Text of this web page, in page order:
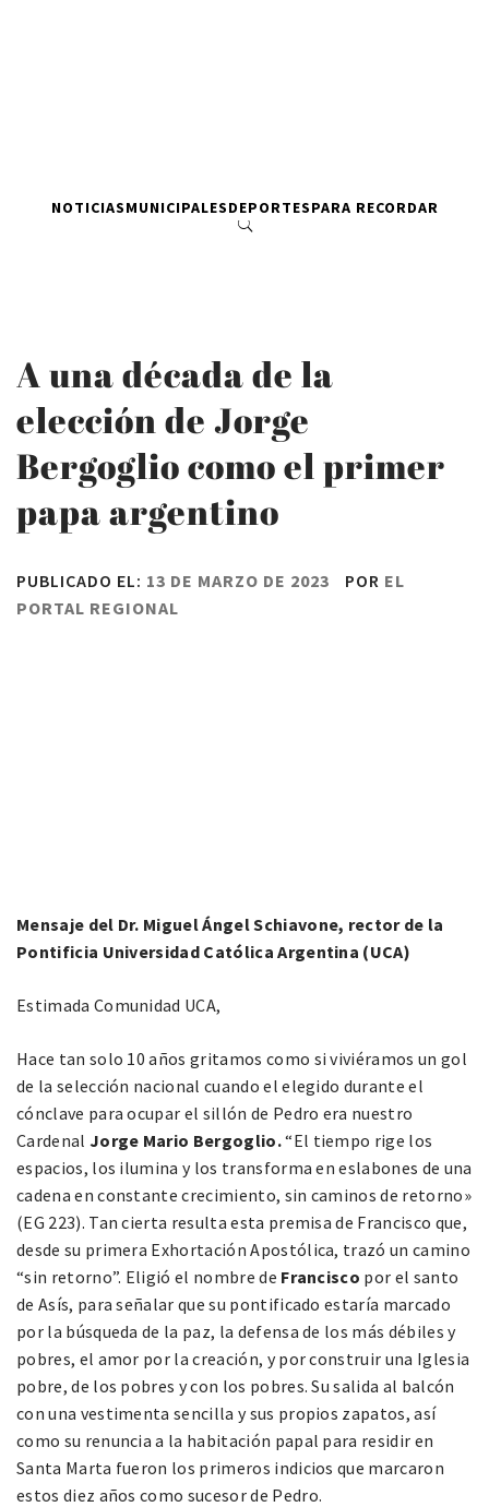
NOTICIASMUNICIPALESDEPORTESPARA RECORDAR
A una década de la
elección de Jorge
Bergoglio como el primer
papa argentino
PUBLICADO EL: 13 DE MARZO DE 2023 POR EL
PORTAL REGIONAL
Mensaje del Dr. Miguel Ángel Schiavone, rector de la
Pontificia Universidad Católica Argentina (UCA)
Estimada Comunidad UCA,
Hace tan solo 10 años gritamos como si viviéramos un gol
de la selección nacional cuando el elegido durante el
cónclave para ocupar el sillón de Pedro era nuestro
Cardenal Jorge Mario Bergoglio.“El tiempo rige los
espacios, los ilumina y los transforma en eslabones de una
cadena en constante crecimiento, sin caminos de retorno»
(EG 223). Tan cierta resulta esta premisa de Francisco que,
desde su primera Exhortación Apostólica, trazó un camino
“sin retorno”. Eligió el nombre de Francisco por el santo
de Asís, para señalar que su pontificado estaría marcado
por la búsqueda de la paz, la defensa de los más débiles y
pobres, el amor por la creación, y por construir una Iglesia
pobre, de los pobres y con los pobres. Su salida al balcón
con una vestimenta sencilla y sus propios zapatos, así
como su renuncia a la habitación papal para residir en
Santa Marta fueron los primeros indicios que marcaron
estos diez años como sucesor de Pedro.